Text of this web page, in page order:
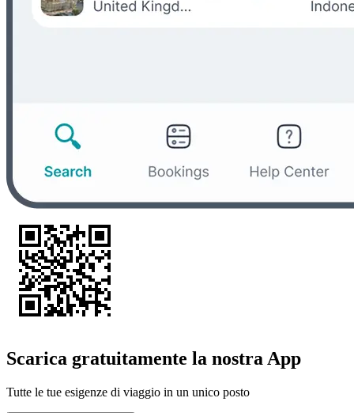
Scarica gratuitamente la nostra App
Tutte le tue esigenze di viaggio in un unico posto